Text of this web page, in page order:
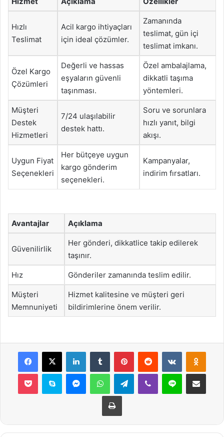
Hızlı
Teslimat
Acil kargo ihtiyaçları
için ideal çözümler.
Zamanında
teslimat, gün içi
teslimat imkanı.
Özel Kargo
Çözümleri
Değerli ve hassas
eşyaların güvenli
taşınması.
Özel ambalajlama,
dikkatli taşıma
yöntemleri.
Müşteri
Destek
Hizmetleri
7/24 ulaşılabilir
destek hattı.
Soru ve sorunlara
hızlı yanıt, bilgi
akışı.
Uygun Fiyat
Seçenekleri
Her bütçeye uygun
kargo gönderim
seçenekleri.
Kampanyalar,
indirim fırsatları.
Avantajlar Açıklama
Güvenilirlik
Her gönderi, dikkatlice takip edilerek
taşınır.
Hız Gönderiler zamanında teslim edilir.
Müşteri
Memnuniyeti
Hizmet kalitesine ve müşteri geri
bildirimlerine önem verilir.
Facebook
X LinkedInTumblr PinterestReddit VKontakte
Pocket Skype MessengerWhatsAppTelegramViber Line E-Posta ile
Yazdır